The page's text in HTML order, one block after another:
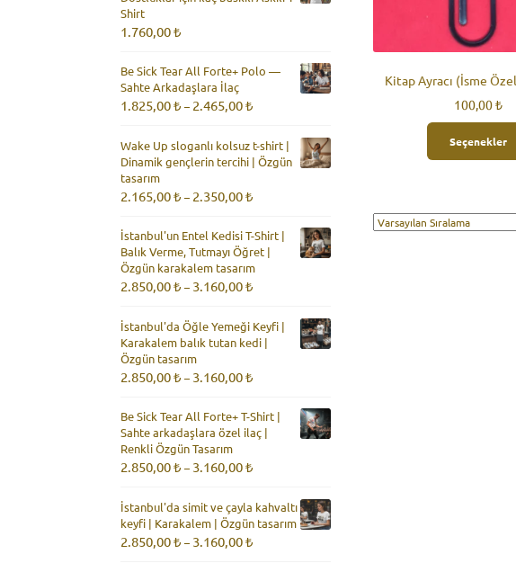
Kitap Ayracı (İsme
100,00₺
Seçenekler
Shirt
1.760,00₺
Be Sick Tear All Forte+ Polo —
Sahte Arkadaşlara İlaç
1.825,00₺ – 2.465,00₺
-
2.465,00 ₺
Wake Up sloganlı kolsuz t-shirt |
Dinamik gençlerin tercihi | Özgün
tasarım
2.165,00₺ – 2.350,00₺
-
2.350,00 ₺
İstanbul'un Entel Kedisi T-Shirt |
Balık Verme, Tutmayı Öğret |
Özgün karakalem tasarım
2.850,00₺ – 3.160,00₺
-
3.160,00 ₺
İstanbul'da Öğle Yemeği Keyfi |
Karakalem balık tutan kedi |
Özgün tasarım
2.850,00₺ – 3.160,00₺
-
3.160,00 ₺
Be Sick Tear All Forte+ T-Shirt |
Sahte arkadaşlara özel ilaç |
Renkli Özgün Tasarım
2.850,00₺ – 3.160,00₺
-
3.160,00 ₺
İstanbul'da simit ve çayla kahvaltı
keyfi | Karakalem | Özgün tasarım
2.850,00₺ – 3.160,00₺